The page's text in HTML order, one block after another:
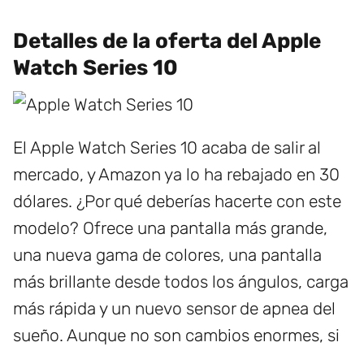
Detalles de la oferta del Apple
Watch Series 10
El Apple Watch Series 10 acaba de salir al
mercado, y Amazon ya lo ha rebajado en 30
dólares. ¿Por qué deberías hacerte con este
modelo? Ofrece una pantalla más grande,
una nueva gama de colores, una pantalla
más brillante desde todos los ángulos, carga
más rápida y un nuevo sensor de apnea del
sueño. Aunque no son cambios enormes, si